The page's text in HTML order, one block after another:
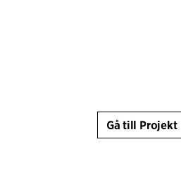
Gå till Projekt